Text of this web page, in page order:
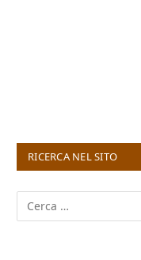
RICERCA NEL SITO